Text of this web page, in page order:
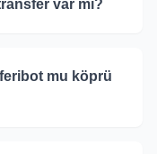
var mı?
mu köprü